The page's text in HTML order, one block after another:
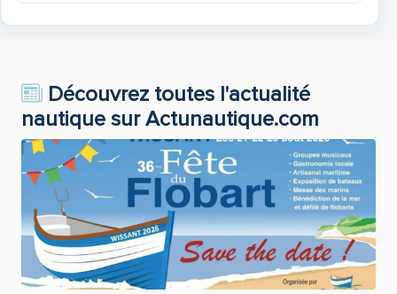
Découvrez toutes l'actualité
nautique sur Actunautique.com